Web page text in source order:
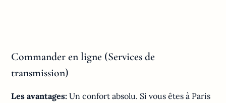
Commander en ligne (Services de
transmission)
Les avantages: Un confort absolu. Si vous êtes à Paris